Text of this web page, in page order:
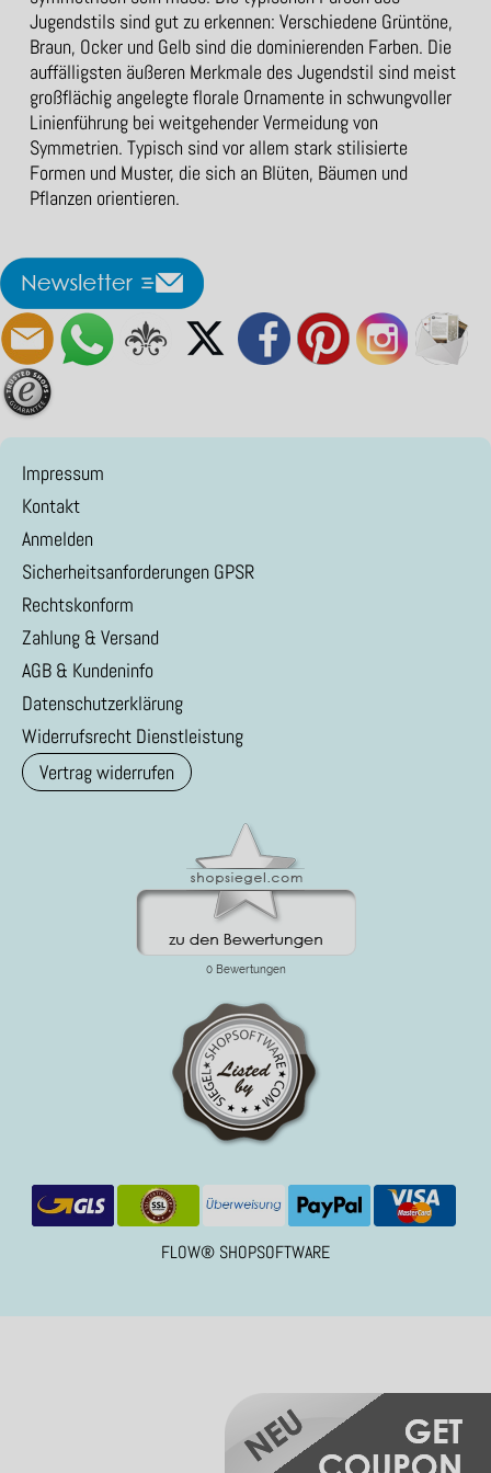
Jugendstils sind gut zu erkennen: Verschiedene Grüntöne,
Braun, Ocker und Gelb sind die dominierenden Farben. Die
auffälligsten äußeren Merkmale des Jugendstil sind meist
großflächig angelegte florale Ornamente in schwungvoller
Linienführung bei weitgehender Vermeidung von
Symmetrien. Typisch sind vor allem stark stilisierte
Formen und Muster, die sich an Blüten, Bäumen und
Pflanzen orientieren.
Impressum
Kontakt
Anmelden
Sicherheitsanforderungen GPSR
Rechtskonform
Zahlung & Versand
AGB & Kundeninfo
Datenschutzerklärung
Widerrufsrecht Dienstleistung
Vertrag widerrufen
FLOW® SHOPSOFTWARE